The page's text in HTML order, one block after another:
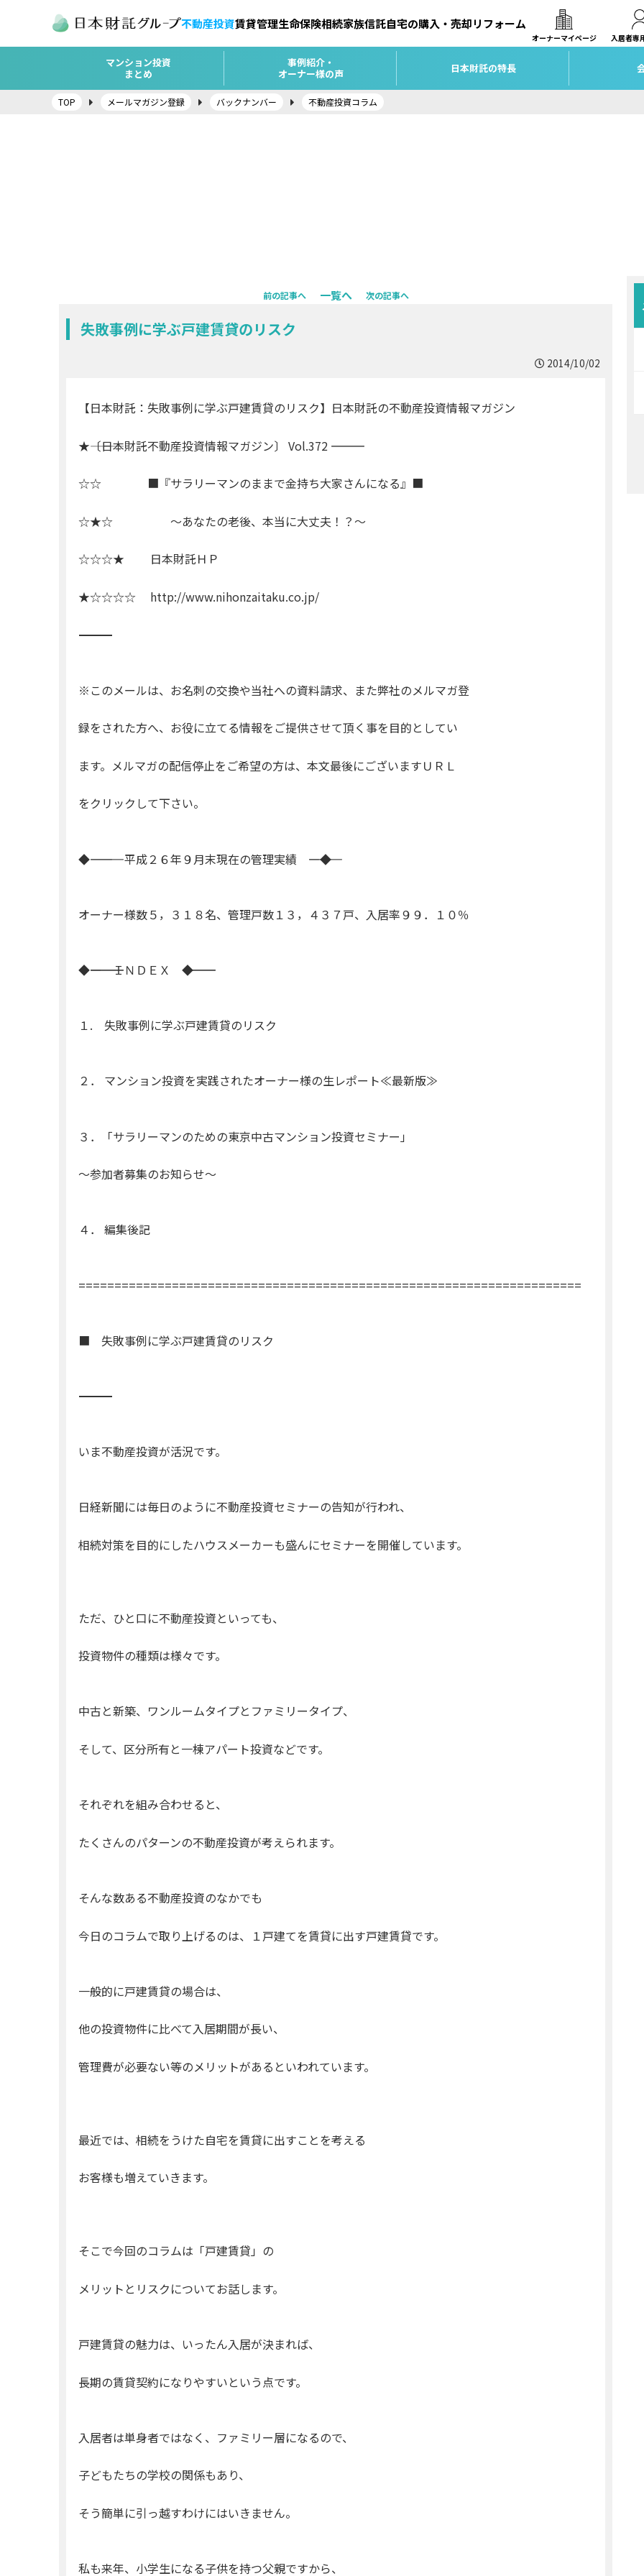
不動産投資賃貸管理生命保険相続家族信託自宅の購入・売却リフォーム
オーナーマイページ 入居者専
マンション投資
まとめ
事例紹介・
オーナー様の声
日本財託の特長
TOP メールマガジン登録 バックナンバー 不動産投資コラム
前の記事へ 一覧へ 次の記事へ
失敗事例に学ぶ戸建賃貸のリスク
2014/10/02
【日本財託：失敗事例に学ぶ戸建賃貸のリスク】日本財託の不動産投資情報マガジン
★―――〔日本財託不動産投資情報マガジン〕 Vol.372 ―――――――――
☆☆ ■『サラリーマンのままで金持ち大家さんになる』■
☆★☆ 〜あなたの老後、本当に大丈夫！？〜
☆☆☆★ 日本財託ＨＰ
★☆☆☆☆ http://www.nihonzaitaku.co.jp/
―――――――――――――――――――――――――――――――――――
※このメールは、お名刺の交換や当社への資料請求、また弊社のメルマガ登
録をされた方へ、お役に立てる情報をご提供させて頂く事を目的としてい
ます。メルマガの配信停止をご希望の方は、本文最後にございますＵＲＬ
をクリックして下さい。
◆―――――――― 平成２６年９月末現在の管理実績 ―――――――◆
オーナー様数５，３１８名、管理戸数１３，４３７戸、入居率９９．１０％
◆――――――――――――― ＩＮＤＥＸ ――――――――――――◆
１. 失敗事例に学ぶ戸建賃貸のリスク
２． マンション投資を実践されたオーナー様の生レポート≪最新版≫
３．「サラリーマンのための東京中古マンション投資セミナー」
〜参加者募集のお知らせ〜
４． 編集後記
======================================================================
■ 失敗事例に学ぶ戸建賃貸のリスク
―――――――――――――――――――――――――――――――――――
いま不動産投資が活況です。
日経新聞には毎日のように不動産投資セミナーの告知が行われ、
相続対策を目的にしたハウスメーカーも盛んにセミナーを開催しています。
ただ、ひと口に不動産投資といっても、
投資物件の種類は様々です。
中古と新築、ワンルームタイプとファミリータイプ、
そして、区分所有と一棟アパート投資などです。
それぞれを組み合わせると、
たくさんのパターンの不動産投資が考えられます。
そんな数ある不動産投資のなかでも
今日のコラムで取り上げるのは、１戸建てを賃貸に出す戸建賃貸です。
一般的に戸建賃貸の場合は、
他の投資物件に比べて入居期間が長い、
管理費が必要ない等のメリットがあるといわれています。
最近では、相続をうけた自宅を賃貸に出すことを考える
お客様も増えていきます。
そこで今回のコラムは「戸建賃貸」の
メリットとリスクについてお話します。
戸建賃貸の魅力は、いったん入居が決まれば、
長期の賃貸契約になりやすいという点です。
入居者は単身者ではなく、ファミリー層になるので、
子どもたちの学校の関係もあり、
そう簡単に引っ越すわけにはいきません。
私も来年、小学生になる子供を持つ父親ですから、